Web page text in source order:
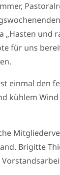
„Hasten und
für uns
einmal den
kühlem
Brigitte